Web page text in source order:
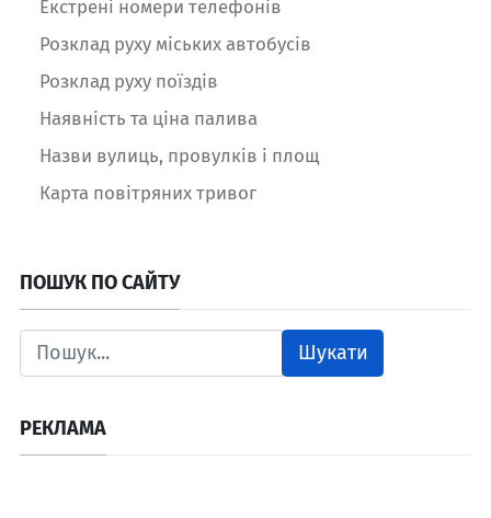
Екстрені номери телефонів
Розклад руху міських автобусів
Розклад руху поїздів
Наявність та ціна палива
Назви вулиць, провулків і площ
Карта повітряних тривог
ПОШУК ПО САЙТУ
Шукати
РЕКЛАМА